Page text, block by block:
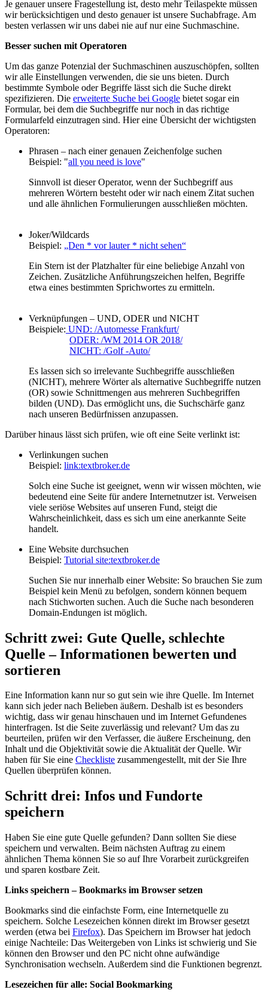
Je genauer unsere Fragestellung ist, desto mehr Teilaspekte müssen
wir berücksichtigen und desto genauer ist unsere Suchabfrage. Am
besten verlassen wir uns dabei nie auf nur eine Suchmaschine.
Besser suchen mit Operatoren
Um das ganze Potenzial der Suchmaschinen auszuschöpfen, sollten
wir alle Einstellungen verwenden, die sie uns bieten. Durch
bestimmte Symbole oder Begriffe lässt sich die Suche direkt
spezifizieren. Die erweiterte Suche bei Google bietet sogar ein
Formular, bei dem die Suchbegriffe nur noch in das richtige
Formularfeld einzutragen sind. Hier eine Übersicht der wichtigsten
Operatoren:
Phrasen – nach einer genauen Zeichenfolge suchen
Beispiel: "all you need is love"
Sinnvoll ist dieser Operator, wenn der Suchbegriff aus
mehreren Wörtern besteht oder wir nach einem Zitat suchen
und alle ähnlichen Formulierungen ausschließen möchten.
Joker/Wildcards
Beispiel: „Den * vor lauter * nicht sehen“
Ein Stern ist der Platzhalter für eine beliebige Anzahl von
Zeichen. Zusätzliche Anführungszeichen helfen, Begriffe
etwa eines bestimmten Sprichwortes zu ermitteln.
Verknüpfungen – UND, ODER und NICHT
Beispiele: UND: /Automesse Frankfurt/
ODER: /WM 2014 OR 2018/
NICHT: /Golf -Auto/
Es lassen sich so irrelevante Suchbegriffe ausschließen
(NICHT), mehrere Wörter als alternative Suchbegriffe nutzen
(OR) sowie Schnittmengen aus mehreren Suchbegriffen
bilden (UND). Das ermöglicht uns, die Suchschärfe ganz
nach unseren Bedürfnissen anzupassen.
Darüber hinaus lässt sich prüfen, wie oft eine Seite verlinkt ist:
Verlinkungen suchen
Beispiel: link:textbroker.de
Solch eine Suche ist geeignet, wenn wir wissen möchten, wie
bedeutend eine Seite für andere Internetnutzer ist. Verweisen
viele seriöse Websites auf unseren Fund, steigt die
Wahrscheinlichkeit, dass es sich um eine anerkannte Seite
handelt.
Eine Website durchsuchen
Beispiel: Tutorial site:textbroker.de
Suchen Sie nur innerhalb einer Website: So brauchen Sie zum
Beispiel kein Menü zu befolgen, sondern können bequem
nach Stichworten suchen. Auch die Suche nach besonderen
Domain-Endungen ist möglich.
Schritt zwei: Gute Quelle, schlechte
Quelle – Informationen bewerten und
sortieren
Eine Information kann nur so gut sein wie ihre Quelle. Im Internet
kann sich jeder nach Belieben äußern. Deshalb ist es besonders
wichtig, dass wir genau hinschauen und im Internet Gefundenes
hinterfragen. Ist die Seite zuverlässig und relevant? Um das zu
beurteilen, prüfen wir den Verfasser, die äußere Erscheinung, den
Inhalt und die Objektivität sowie die Aktualität der Quelle. Wir
haben für Sie eine Checkliste zusammengestellt, mit der Sie Ihre
Quellen überprüfen können.
Schritt drei: Infos und Fundorte
speichern
Haben Sie eine gute Quelle gefunden? Dann sollten Sie diese
speichern und verwalten. Beim nächsten Auftrag zu einem
ähnlichen Thema können Sie so auf Ihre Vorarbeit zurückgreifen
und sparen kostbare Zeit.
Links speichern – Bookmarks im Browser setzen
Bookmarks sind die einfachste Form, eine Internetquelle zu
speichern. Solche Lesezeichen können direkt im Browser gesetzt
werden (etwa bei Firefox). Das Speichern im Browser hat jedoch
einige Nachteile: Das Weitergeben von Links ist schwierig und Sie
können den Browser und den PC nicht ohne aufwändige
Synchronisation wechseln. Außerdem sind die Funktionen begrenzt.
Lesezeichen für alle: Social Bookmarking